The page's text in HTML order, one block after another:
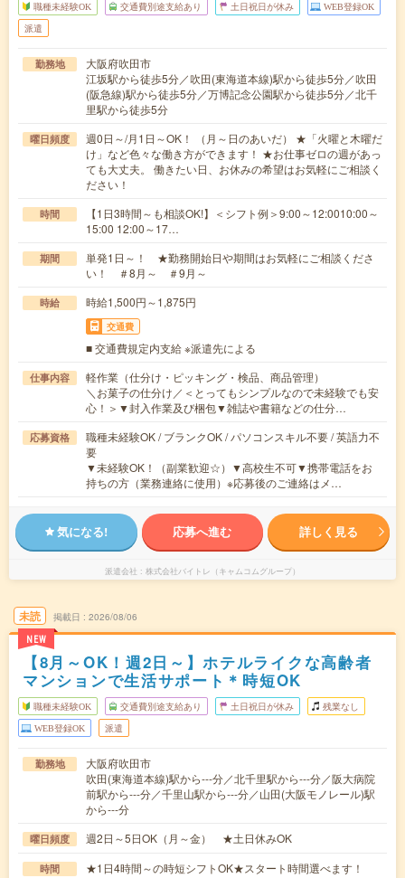
職種未経験OK 交通費別途支給あり 土日祝日が休み WEB登録OK
派遣
勤務地
大阪府吹田市
江坂駅から徒歩5分／吹田(東海道本線)駅から徒歩5分／吹田
(阪急線)駅から徒歩5分／万博記念公園駅から徒歩5分／北千
里駅から徒歩5分
曜日頻度
週0日～/月1日～OK！ （月～日のあいだ） ★「火曜と木曜だ
け」など色々な働き方ができます！ ★お仕事ゼロの週があっ
ても大丈夫。 働きたい日、お休みの希望はお気軽にご相談く
ださい！
時間
【1日3時間～も相談OK!】＜シフト例＞9:00～12:0010:00～
15:00 12:00～17…
期間
単発1日～！ ★勤務開始日や期間はお気軽にご相談くださ
い！ ＃8月～ ＃9月～
時給 時給1,500円～1,875円
交通費
■ 交通費規定内支給 ※派遣先による
仕事内容
軽作業（仕分け・ピッキング・検品、商品管理）
＼お菓子の仕分け／＜とってもシンプルなので未経験でも安
心！＞▼封入作業及び梱包▼雑誌や書籍などの仕分…
応募資格
職種未経験OK / ブランクOK / パソコンスキル不要 / 英語力不
要
▼未経験OK！（副業歓迎☆）▼高校生不可▼携帯電話をお
持ちの方（業務連絡に使用）※応募後のご連絡はメ…
気になる! 応募へ進む 詳しく見る
派遣会社 株式会社バイトレ（キャムコムグループ）
未読
NEW
掲載日 2026/08/06
【8月～OK！週2日～】ホテルライクな高齢者
マンションで生活サポート＊時短OK
職種未経験OK 交通費別途支給あり 土日祝日が休み 残業なし
WEB登録OK 派遣
勤務地
大阪府吹田市
吹田(東海道本線)駅から---分／北千里駅から---分／阪大病院
前駅から---分／千里山駅から---分／山田(大阪モノレール)駅
から---分
曜日頻度 週2日～5日OK（月～金） ★土日休みOK
時間
★1日4時間～の時短シフトOK★スタート時間選べます！